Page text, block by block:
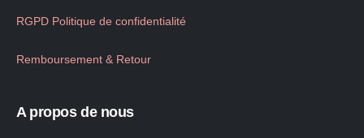
RGPD Politique de confidentialité
Remboursement & Retour
A propos de nous